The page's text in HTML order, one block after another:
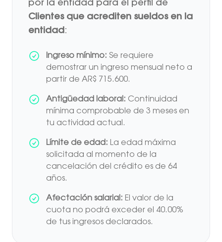
por la entidad para el perfil de
Clientes que acrediten sueldos en la
entidad :
Ingreso mínimo: Se requiere
demostrar un ingreso mensual neto a
partir de AR$ 715.600.
Antigüedad laboral: Continuidad
mínima comprobable de 3 meses en
tu actividad actual.
Límite de edad: La edad máxima
solicitada al momento de la
cancelación del crédito es de 64
años.
Afectación salarial: El valor de la
cuota no podrá exceder el 40.00%
de tus ingresos declarados.